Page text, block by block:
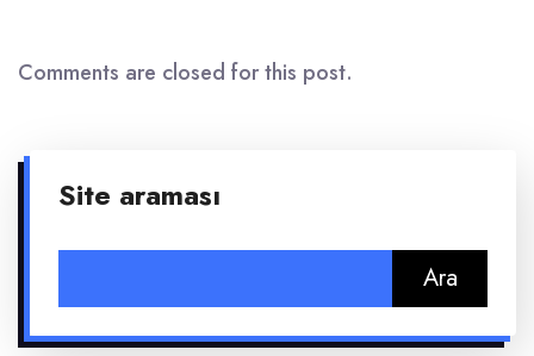
Comments are closed for this post.
Site araması